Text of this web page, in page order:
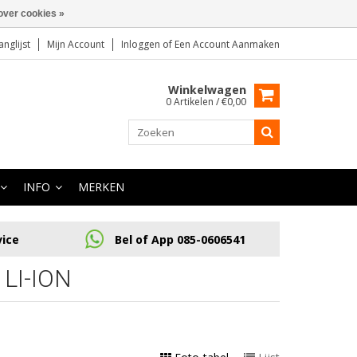
Mijn Account Inloggen of Een Account Aanmaken
Winkelwagen
0 Artikelen / €0,00
INFO MERKEN
Bel of App 085-0606541
ION
cookies »